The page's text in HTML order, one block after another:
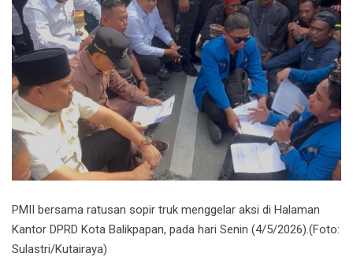
PMII bersama ratusan sopir truk menggelar aksi di Halaman
Kantor DPRD Kota Balikpapan, pada hari Senin (4/5/2026).(Foto:
Sulastri/Kutairaya)